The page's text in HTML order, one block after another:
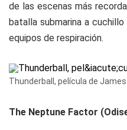
de las escenas más
batalla submarina a
equipos de respiración.
Thunderball, película de James
The Neptune Factor